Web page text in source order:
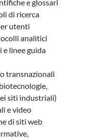
e glossari
di ricerca
utenti
analitici
linee guida
transnazionali
siti industriali)
e video
di siti web